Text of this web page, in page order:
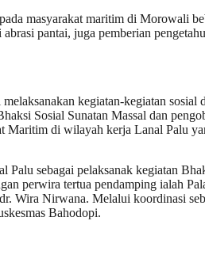
masyarakat maritim di Morowali
pantai, juga pemberian
kegiatan-kegiatan
Sosial Sunatan Massal dan
di wilayah kerja Lanal Palu
sebagai pelaksanak kegiatan
perwira tertua pendamping ialah
Nirwana. Melalui koordinasi
Bahodopi.